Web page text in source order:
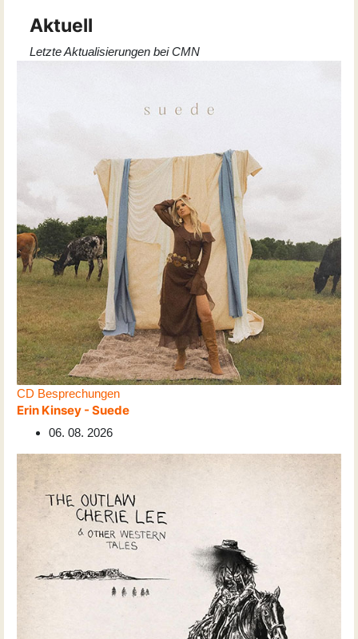
Aktuell
Letzte Aktualisierungen bei CMN
CD Besprechungen
Erin Kinsey - Suede
06. 08. 2026